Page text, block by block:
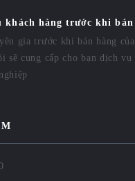
khách hàng trước khi bán
gia trước khi bán hàng của
sẽ cung cấp cho bạn dịch vụ